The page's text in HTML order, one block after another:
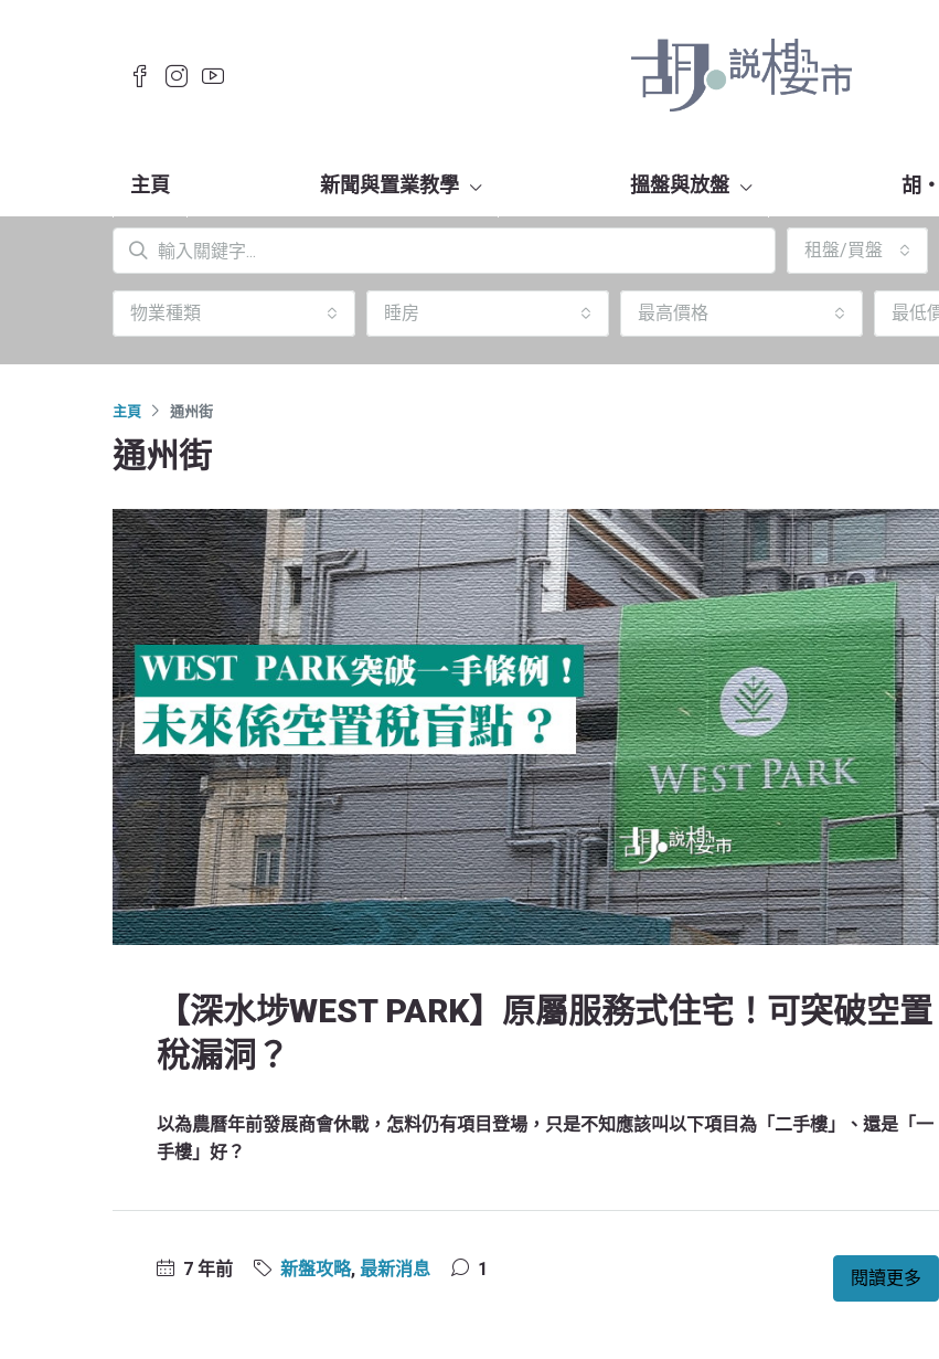
主頁 新聞與置業教學 搵盤與放盤 胡‧
租盤/買盤
物業種類 睡房 最高價格 最低
主頁 通州街
通州街
【深水埗WEST PARK】原屬服務式住宅！可突破空置
稅漏洞？
以為農曆年前發展商會休戰，怎料仍有項目登場，只是不知應該叫以下項目為「二手樓」、還是「一
手樓」好？
7 年前 新盤攻略, 最新消息 1 閱讀更多